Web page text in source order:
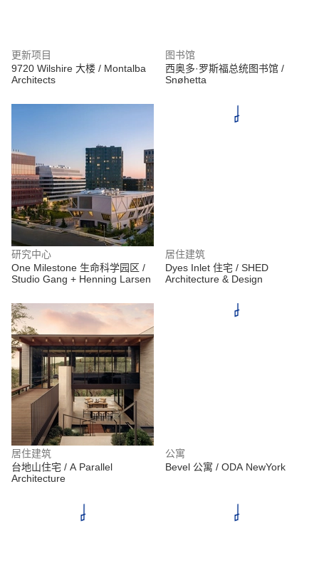
更新项目
9720 Wilshire 大楼 / Montalba
Architects
图书馆
西奥多·罗斯福总统图书馆 /
Snøhetta
研究中心
One Milestone 生命科学园区 /
Studio Gang + Henning Larsen
居住建筑
Dyes Inlet 住宅 / SHED
Architecture & Design
居住建筑
台地山住宅 / A Parallel
Architecture
公寓
Bevel 公寓 / ODA NewYork